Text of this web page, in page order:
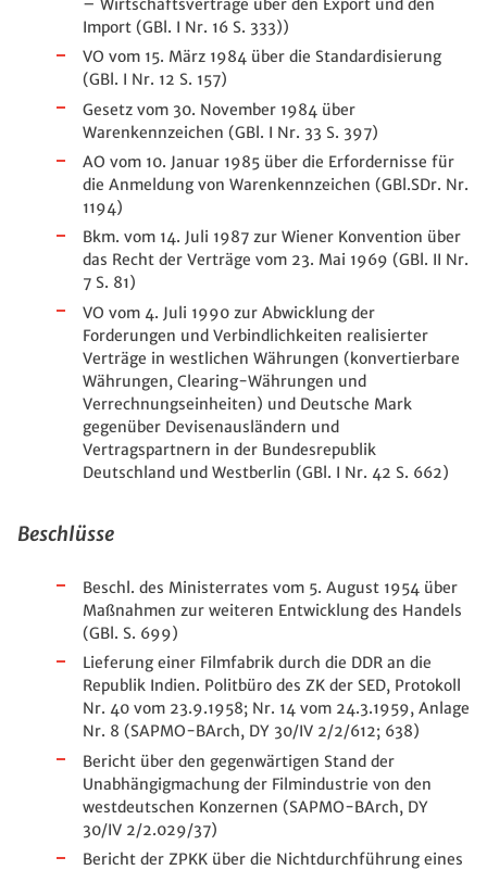
– Wirtschaftsverträge über den Export und den
Import (GBl. I Nr. 16 S. 333))
VO vom 15. März 1984 über die Standardisierung
(GBl. I Nr. 12 S. 157)
Gesetz vom 30. November 1984 über
Warenkennzeichen (GBl. I Nr. 33 S. 397)
AO vom 10. Januar 1985 über die Erfordernisse für
die Anmeldung von Warenkennzeichen (GBl.SDr. Nr.
1194)
Bkm. vom 14. Juli 1987 zur Wiener Konvention über
das Recht der Verträge vom 23. Mai 1969 (GBl. II Nr.
7 S. 81)
VO vom 4. Juli 1990 zur Abwicklung der
Forderungen und Verbindlichkeiten realisierter
Verträge in westlichen Währungen (konvertierbare
Währungen, Clearing-Währungen und
Verrechnungseinheiten) und Deutsche Mark
gegenüber Devisenausländern und
Vertragspartnern in der Bundesrepublik
Deutschland und Westberlin (GBl. I Nr. 42 S. 662)
Beschlüsse
Beschl. des Ministerrates vom 5. August 1954 über
Maßnahmen zur weiteren Entwicklung des Handels
(GBl. S. 699)
Lieferung einer Filmfabrik durch die DDR an die
Republik Indien. Politbüro des ZK der SED, Protokoll
Nr. 40 vom 23.9.1958; Nr. 14 vom 24.3.1959, Anlage
Nr. 8 (SAPMO-BArch, DY 30/IV 2/2/612; 638)
Bericht über den gegenwärtigen Stand der
Unabhängigmachung der Filmindustrie von den
westdeutschen Konzernen (SAPMO-BArch, DY
30/IV 2/2.029/37)
Bericht der ZPKK über die Nichtdurchführung eines